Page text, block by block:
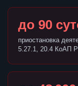
до 90
приостановка
5.27.1, 20.4 КоАП